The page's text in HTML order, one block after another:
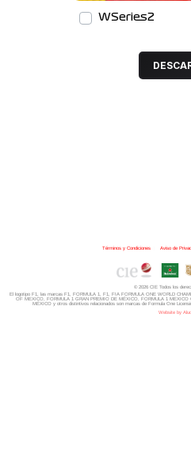
WSeries2
Términos y Condiciones| Aviso de
© 2026 CIE Todos los
El logotipo F1, las marcas F1, FORMULA 1, F1, FIA FORMULA ONE WORLD
OF MEXICO, FORMULA 1 GRAN PREMIO DE MÉXICO, FORMULA 1 MEXICO
MÉXICO y otros distintivosrelacionados son marcas de Formula One
Website by